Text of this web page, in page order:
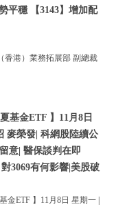
平穩 【3143】增加配
香港）業務拓展部 副總裁
基金ETF 】11月8日
麥榮發| 科網股陸續公
意| 醫保談判在即
3069有何影響|美股破
金ETF 】11月8日 星期一 |